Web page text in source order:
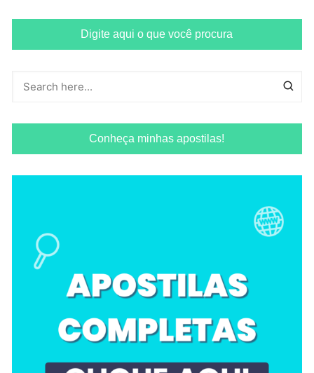
Digite aqui o que você procura
Conheça minhas apostilas!